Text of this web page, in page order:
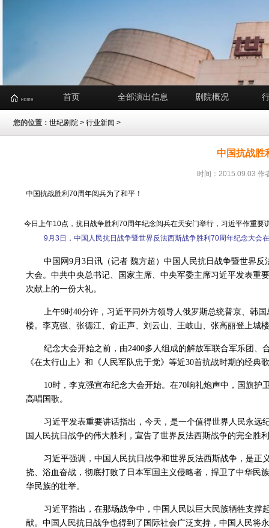
首页 全部演出信息 剧院概况
您的位置： 世纪剧院 > 行业新闻 >
中国抗战胜
时间：2015.09.03 作
中国抗战胜利70周年阅兵为了和平！
今日上午10点，抗日战争胜利70周年纪念阅兵在天安门举行，习近平作重要
9月3日，中国人民抗日战争暨世界反法西斯战争胜利70周年纪念大会
中国网9月3日讯（记者 魏方超）中国人民抗日战争暨世界
大会。中共中央总书记、国家主席、中央军委主席习近平发表重
次献上的一份大礼。
上午9时40分许，习近平同外方领导人俄罗斯总统普京、韩
楼。李克强、张德江、俞正声、刘云山、王岐山、张高丽登上城
纪念大会开始之前，由2400多人组成的解放军联合军乐团
《在太行山上》和《人民军队忠于党》等近30首抗战时期的经典
10时，李克强宣布纪念大会开始。在70响礼炮声中，国旗
高唱国歌。
习近平发表重要讲话指出，今天，是一个值得世界人民永远
国人民抗日战争的伟大胜利，宣告了世界反法西斯战争的完全胜
习近平强调，中国人民抗日战争和世界反法西斯战争，是
挠、浴血奋战，彻底打败了日本军国主义侵略者，捍卫了中华民
华民族的壮举。
习近平指出，在那场战争中，中国人民以巨大民族牺牲支
献。中国人民抗日战争也得到了国际社会广泛支持，中国人民将